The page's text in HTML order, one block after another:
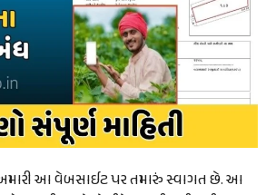
અમારી આ વેબસાઈટ પર તમારું સ્વાગત છે. આ